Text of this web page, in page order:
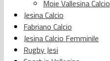
Moie Vallesina Calcio
Jesina Calcio
Fabriano Calcio
Jesina Calcio Femminile
Rugby Jesi